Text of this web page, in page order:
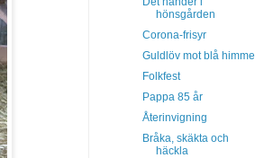
hönsgården
Corona-frisyr
Guldlöv mot blå himmel
Folkfest
Pappa 85 år
Återinvigning
Bråka, skäkta och
häckla